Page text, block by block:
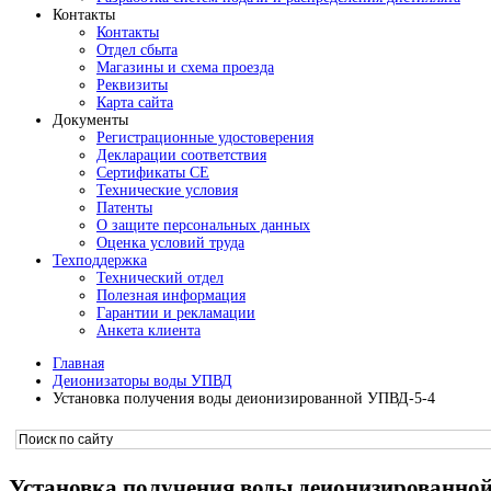
Контакты
Контакты
Отдел сбыта
Магазины и схема проезда
Реквизиты
Карта сайта
Документы
Регистрационные удостоверения
Декларации соответствия
Сертификаты СЕ
Технические условия
Патенты
О защите персональных данных
Оценка условий труда
Техподдержка
Технический отдел
Полезная информация
Гарантии и рекламации
Анкета клиента
Главная
Деионизаторы воды УПВД
Установка получения воды деионизированной УПВД-5-4